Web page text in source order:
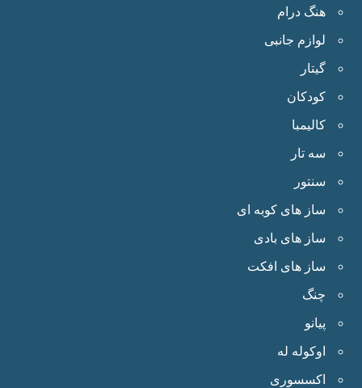
هنگ درام
لوازم جانبی
گیتار
کودکان
کالیمبا
سه تار
سنتور
ساز های کوبه ای
ساز های بادی
ساز های افکت
چنگ
پیانو
اوکوله له
اکسسوری